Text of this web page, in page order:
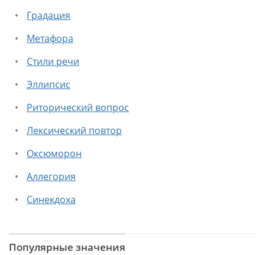
Градация
Метафора
Стили речи
Эллипсис
Риторический вопрос
Лексический повтор
Оксюморон
Аллегория
Синекдоха
Популярные значения